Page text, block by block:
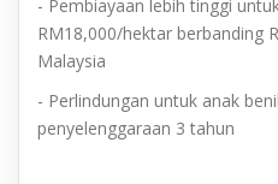
- Pembiayaan lebih tinggi
RM18,000/hektar berbanding
Malaysia
- Perlindungan untuk anak
penyelenggaraan 3 tahun